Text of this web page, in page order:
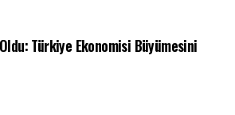
Türkiye Ekonomisi Büyümesini